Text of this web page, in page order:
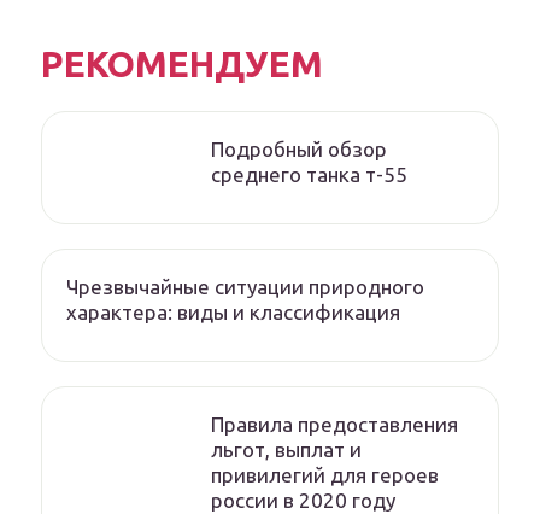
РЕКОМЕНДУЕМ
Подробный обзор
среднего танка т-55
Чрезвычайные ситуации природного
характера: виды и классификация
Правила предоставления
льгот, выплат и
привилегий для героев
россии в 2020 году